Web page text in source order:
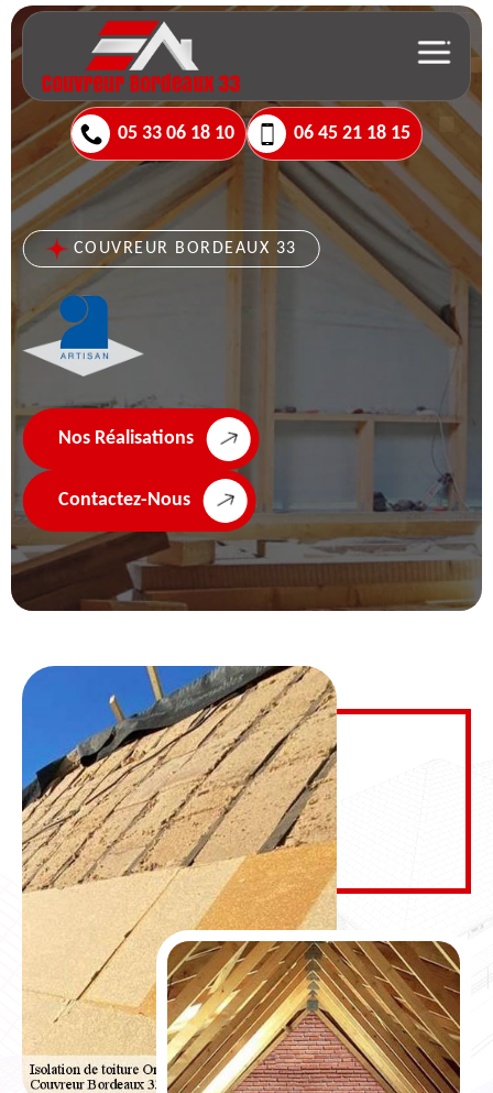
05 33 06 18 10 06 45 21 18 15
COUVREUR BORDEAUX 33
Nos Réalisations
Contactez-Nous